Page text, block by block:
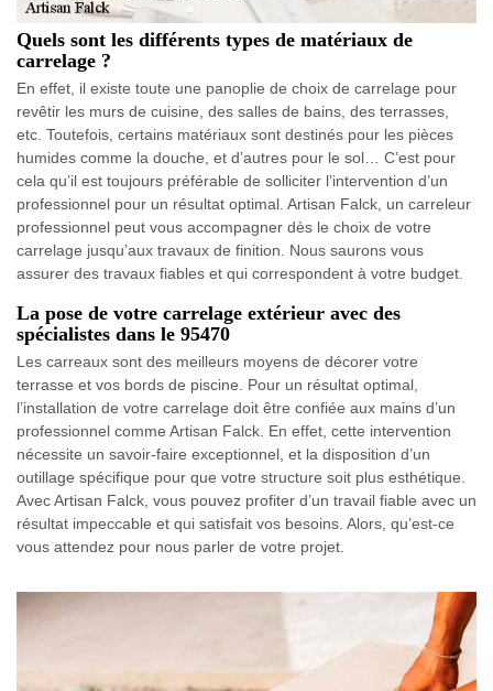
Quels sont les différents types de matériaux de
carrelage ?
En effet, il existe toute une panoplie de choix de carrelage pour
revêtir les murs de cuisine, des salles de bains, des terrasses,
etc. Toutefois, certains matériaux sont destinés pour les pièces
humides comme la douche, et d’autres pour le sol… C’est pour
cela qu’il est toujours préférable de solliciter l’intervention d’un
professionnel pour un résultat optimal. Artisan Falck, un carreleur
professionnel peut vous accompagner dès le choix de votre
carrelage jusqu’aux travaux de finition. Nous saurons vous
assurer des travaux fiables et qui correspondent à votre budget.
La pose de votre carrelage extérieur avec des
spécialistes dans le 95470
Les carreaux sont des meilleurs moyens de décorer votre
terrasse et vos bords de piscine. Pour un résultat optimal,
l’installation de votre carrelage doit être confiée aux mains d’un
professionnel comme Artisan Falck. En effet, cette intervention
nécessite un savoir-faire exceptionnel, et la disposition d’un
outillage spécifique pour que votre structure soit plus esthétique.
Avec Artisan Falck, vous pouvez profiter d’un travail fiable avec un
résultat impeccable et qui satisfait vos besoins. Alors, qu’est-ce
vous attendez pour nous parler de votre projet.